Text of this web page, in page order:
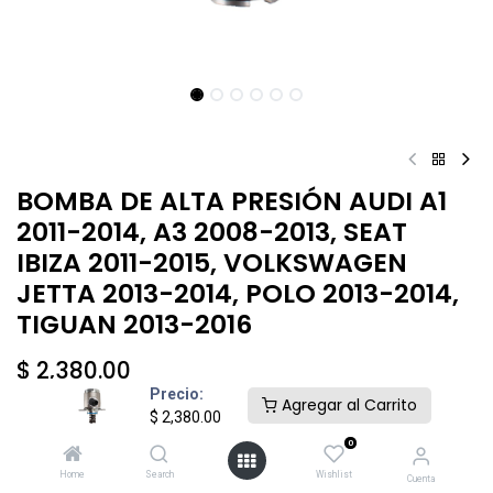
Precio:
$ 2,380.00
Agregar al Carrito
Home Search
0
Wishlist Cuenta
BOMBA DE ALTA PRESIÓN AUDI A1
2011-2014, A3 2008-2013, SEAT
IBIZA 2011-2015, VOLKSWAGEN
JETTA 2013-2014, POLO 2013-2014,
TIGUAN 2013-2016
$ 2,380.00